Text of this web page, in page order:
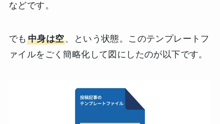
などです。
でも 中身は空、という状態。このテンプレートフ
ァイルをごく簡略化して図にしたのが以下です。